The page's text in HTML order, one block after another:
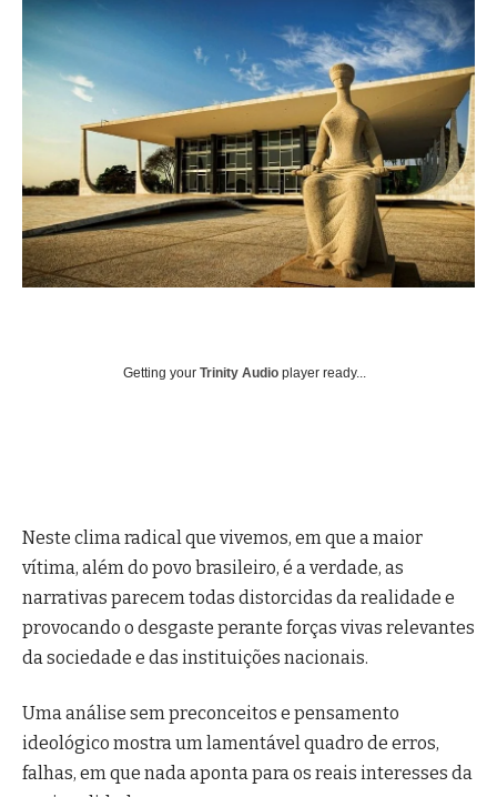
Getting your Trinity Audio player ready...
Neste clima radical que vivemos, em que a maior
vítima, além do povo brasileiro, é a verdade, as
narrativas parecem todas distorcidas da realidade e
provocando o desgaste perante forças vivas relevantes
da sociedade e das instituições nacionais.
Uma análise sem preconceitos e pensamento
ideológico mostra um lamentável quadro de erros,
falhas, em que nada aponta para os reais interesses da